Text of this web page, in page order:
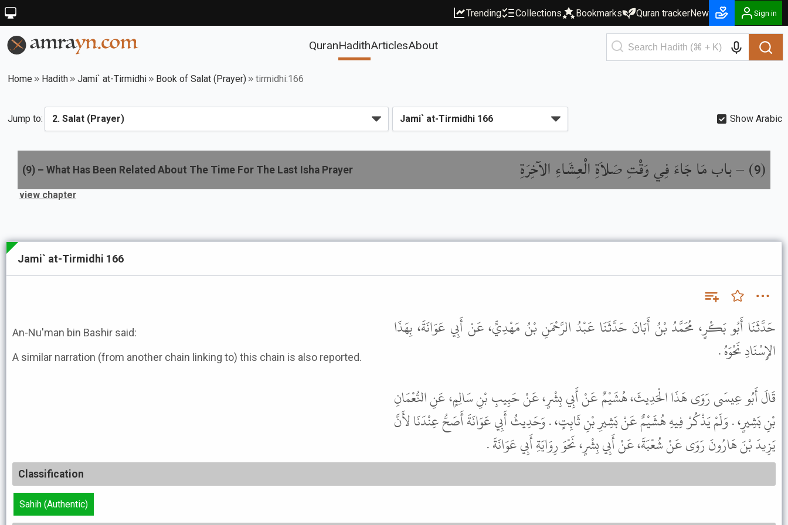
Trending Collections Bookmarks Quran trackerNew Sign in
QuranHadithArticlesAbout
Home Hadith Jami` at-Tirmidhi Book of Salat (Prayer) tirmidhi:166
Jump to: Show Arabic
(
9
) –باب مَا جَاءَ فِي وَقْتِ صَلاَةِ الْعِشَاءِ الآخِرَةِ (9) – What Has Been Related About The Time For The Last Isha Prayer
view chapter
Jami` at-Tirmidhi 166
An-Nu'man bin Bashir said:
A similar narration (from another chain linking to) this chain is also reported.
حَدَّثَنَا أَبُو بَكْرٍ، مُحَمَّدُ بْنُ أَبَانَ حَدَّثَنَا عَبْدُ الرَّحْمَنِ بْنُ مَهْدِيٍّ، عَنْ أَبِي عَوَانَةَ، بِهَذَا
الإِسْنَادِ نَحْوَهُ .
قَالَ أَبُو عِيسَى رَوَى هَذَا الْحَدِيثَ، هُشَيْمٌ عَنْ أَبِي بِشْرٍ، عَنْ حَبِيبِ بْنِ سَالِمٍ، عَنِ النُّعْمَانِ
بْنِ بَشِيرٍ، . وَلَمْ يَذْكُرْ فِيهِ هُشَيْمٌ عَنْ بَشِيرِ بْنِ ثَابِتٍ، . وَحَدِيثُ أَبِي عَوَانَةَ أَصَحُّ عِنْدَنَا لأَنَّ
يَزِيدَ بْنَ هَارُونَ رَوَى عَنْ شُعْبَةَ، عَنْ أَبِي بِشْرٍ، نَحْوَ رِوَايَةِ أَبِي عَوَانَةَ .
Classification
Sahih (Authentic)